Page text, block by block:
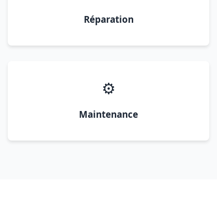
Réparation
⚙️
Maintenance